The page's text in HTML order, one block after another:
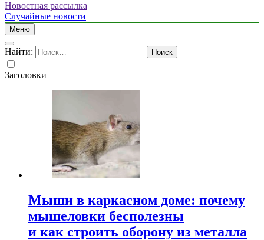
Новостная рассылка
Случайные новости
Меню
Найти:
Заголовки
Мыши в каркасном доме: почему
мышеловки бесполезны
и как строить оборону из металла